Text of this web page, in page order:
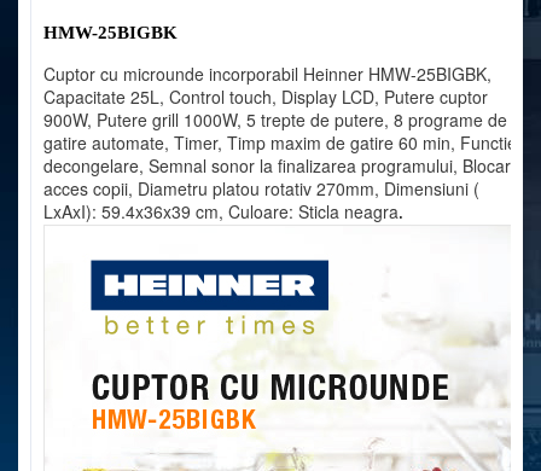
HMW-25BIGBK
Cuptor cu microunde incorporabil Heinner HMW-25BIGBK,
Capacitate 25L, Control touch, Display LCD, Putere cuptor
900W, Putere grill 1000W, 5 trepte de putere, 8 programe de
gatire automate, Timer, Timp maxim de gatire 60 min, Functie
decongelare, Semnal sonor la finalizarea programului, Blocare
acces copii, Diametru platou rotativ 270mm, Dimensiuni (
LxAxI): 59.4x36x39 cm, Culoare: Sticla neagra.